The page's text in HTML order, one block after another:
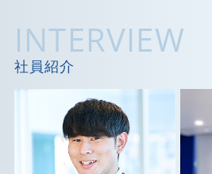
INTERVIEW
社員紹介